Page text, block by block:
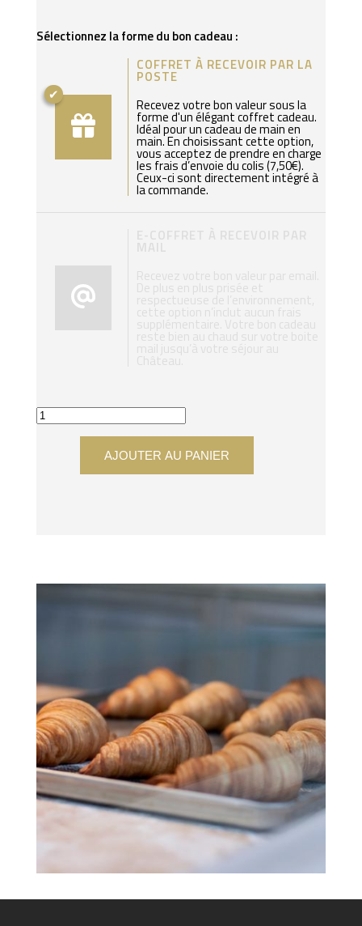
Sélectionnez la forme du bon cadeau :
COFFRET À RECEVOIR PAR LA
POSTE
Recevez votre bon valeur sous la
forme d'un élégant coffret cadeau.
Idéal pour un cadeau de main en
main. En choisissant cette option,
vous acceptez de prendre en charge
les frais d’envoie du colis (7,50€).
Ceux-ci sont directement intégré à
la commande.
AJOUTER AU PANIER